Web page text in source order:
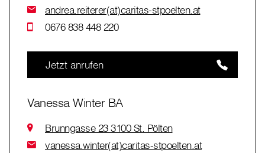
andrea.reiterer(at)caritas-stpoelten.at
0676 838 448 220
Jetzt anrufen
Vanessa Winter BA
Brunngasse 23 3100 St. Pölten
vanessa.winter(at)caritas-stpoelten.at